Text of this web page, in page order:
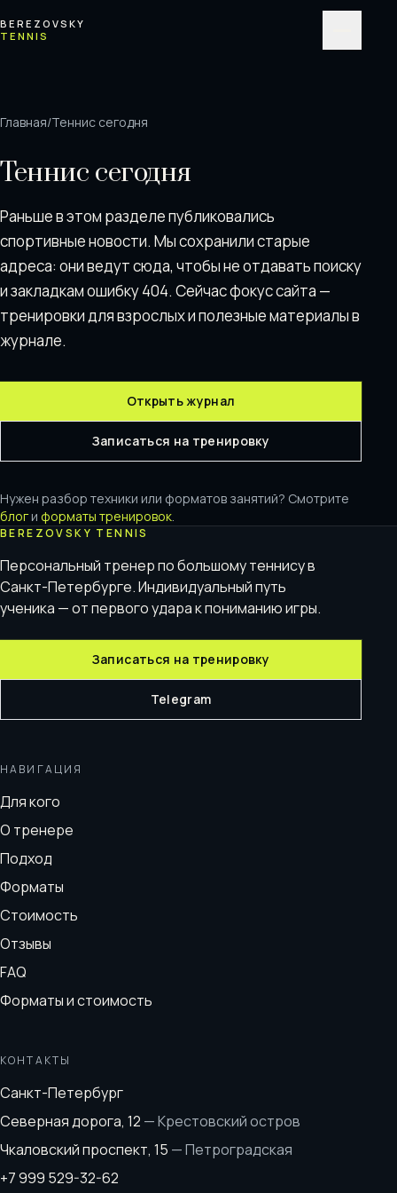
BEREZOVSKY
TENNIS
Главная/Теннис сегодня
Теннис сегодня
Раньше в этом разделе публиковались
спортивные новости. Мы сохранили старые
адреса: они ведут сюда, чтобы не отдавать поискy
и закладкам ошибку 404. Сейчас фокус сайта —
тренировки для взрослых и полезные материалы в
журнале.
Открыть журнал
Записаться на тренировку
Нужен разбор техники или форматов занятий? Смотрите
блог и форматы тренировок.
BEREZOVSKY TENNIS
Персональный тренер по большому теннису в
Санкт-Петербурге. Индивидуальный путь
ученика — от первого удара к пониманию игры.
Записаться на тренировку
Telegram
НАВИГАЦИЯ
Для кого
О тренере
Подход
Форматы
Стоимость
Отзывы
FAQ
Форматы и стоимость
КОНТАКТЫ
Санкт-Петербург
Северная дорога, 12 —Крестовский остров
Чкаловский проспект, 15 —Петроградская
+7 999 529-32-62